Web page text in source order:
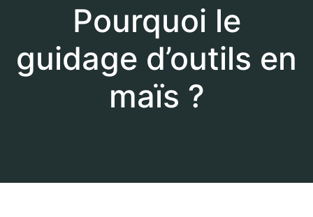
Pourquoi le
guidage d’outils en
maïs ?